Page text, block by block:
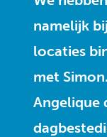
namelijk
locaties
met
Angelique